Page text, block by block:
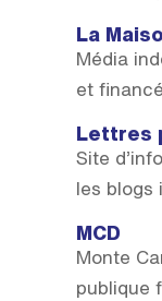
La
Média
et
Lettres
Site
les blogs
MCD
Monte
publique